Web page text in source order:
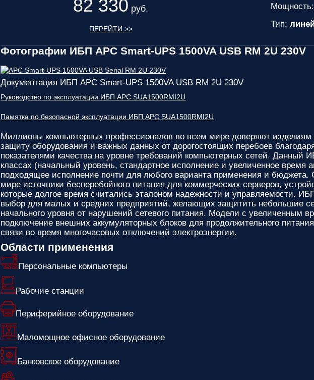
82 330 руб.
ПЕРЕЙТИ >>
Мощность:
Тип:
Фотографии ИБП APC Smart-UPS 1500VA USB RM 2U 230V
Документация ИБП APC Smart-UPS 1500VA USB RM 2U 230V
Руководство по эксплуатации ИБП APC SUA1500RMI2U
Памятка по безопасной эксплуатации ИБП APC SUA1500RMI2U
Миллионы компьютерных профессионалов во всем мире доверяют изделиям
защиту оборудования и важных данных от дорогостоящих перебоев
показателями качества на уровне требований компьютерных сетей. Данный
классах (начальный уровень, стандартное исполнение и увеличенное время
подходящее исполнение почти для любого варианта применения и
мире источники бесперебойного питания для коммерческих серверов,
которые долгое время считались эталоном надежности и управляемости.
выбор для малых и средних предприятий, желающих защитить небольшие
начального уровня от нарушений сетевого питания. Модели с увеличенным
подключение внешних аккумуляторных блоков для продолжительного
связи во время многочасовых отключений электроэнергии.
Области применения
Персональные компьютеры
Рабочие станции
Периферийное оборудование
Маломощное офисное оборудование
Банковское оборудование